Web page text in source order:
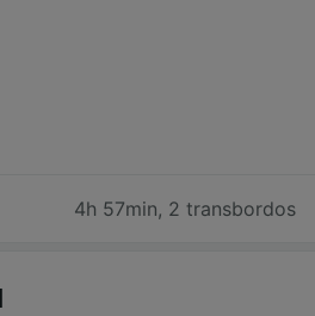
4h 57min, 2 transbordos